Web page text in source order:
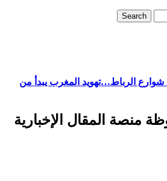
Search
شوارع الرباط…تهويد المغرب يبدأ من
منصة المقال الإخبارية